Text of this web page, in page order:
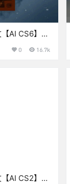
AI CS6】破
0 16.7k
AI CS2】破